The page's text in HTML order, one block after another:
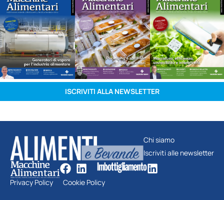
ISCRIVITI ALLA NEWSLETTER
Chi siamo
Iscriviti alle newsletter
Privacy Policy Cookie Policy